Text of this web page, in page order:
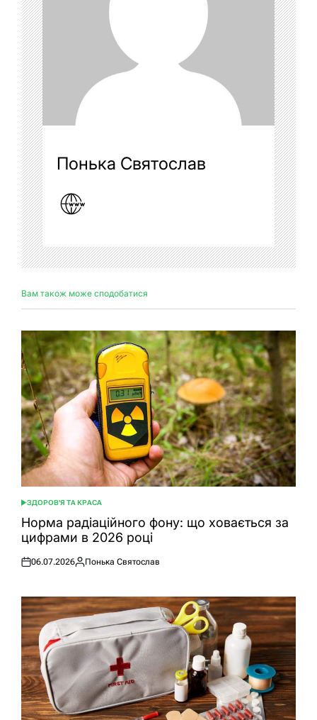
Понька Святослав
Вам також може сподобатися
ОПУБЛІКУВАТИ
У
ЗДОРОВ'Я ТА КРАСА
Норма радіаційного фону: що ховається за
цифрами в 2026 році
Оприлюднено
06.07.2026
Опубліковано
Понька Святослав